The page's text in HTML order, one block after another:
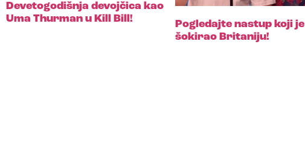
Devetogodišnja devojčica kao
Uma Thurman u Kill Bill!
Pogledajte nastup koji je
šokirao Britaniju!